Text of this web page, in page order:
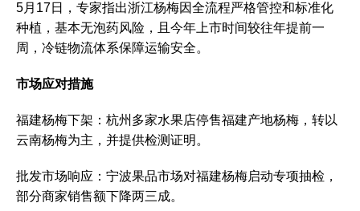
5月17日，专家指出‌浙江杨梅‌因全流程严格管控和标准化
种植，‌基本无泡药风险‌，且今年上市时间较往年提前一
周，冷链物流体系保障运输安全。‌‌
市场应对措施
‌福建杨梅下架‌：杭州多家水果店停售福建产地杨梅，转以
云南杨梅为主，并提供检测证明。‌‌
‌批发市场响应‌：宁波果品市场对福建杨梅启动专项抽检，
部分商家销售额下降两三成。‌‌